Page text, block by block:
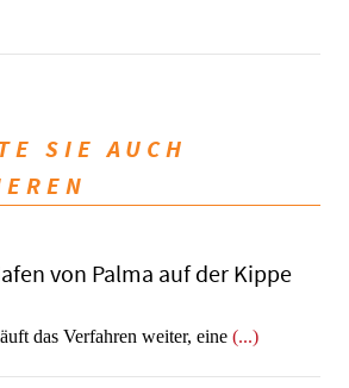
SIE AUCH
von Palma auf der Kippe
das Verfahren weiter, eine (...)